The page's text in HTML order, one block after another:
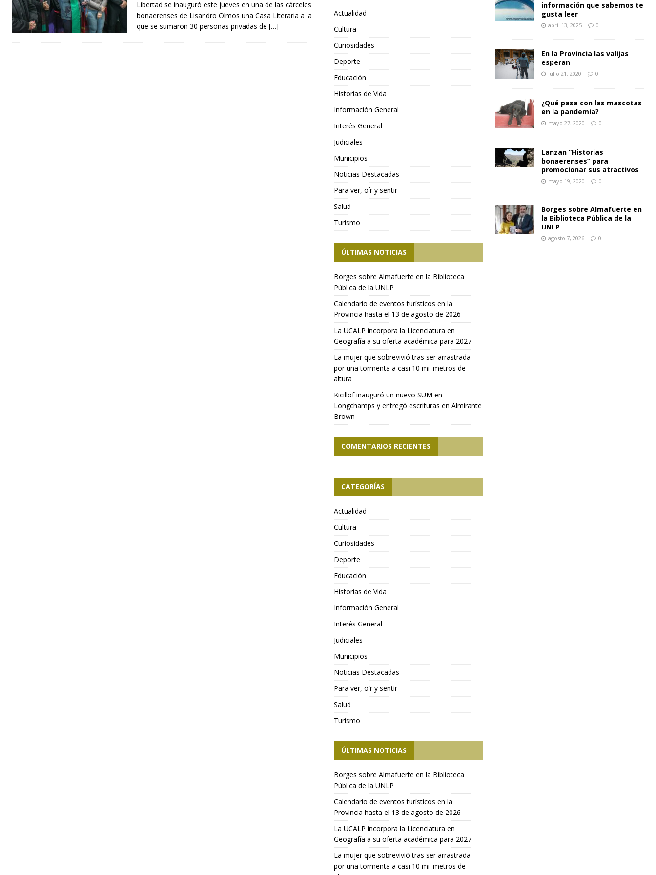
Libertad se inauguró este jueves en una de las cárceles
bonaerenses de Lisandro Olmos una Casa Literaria a la
que se sumaron 30 personas privadas de […]
Actualidad
Cultura
Curiosidades
Deporte
Educación
Historias de Vida
Información General
Interés General
Judiciales
Municipios
Noticias Destacadas
Para ver, oír y sentir
Salud
Turismo
ÚLTIMAS NOTICIAS
Borges sobre Almafuerte en la Biblioteca
Pública de la UNLP
Calendario de eventos turísticos en la
Provincia hasta el 13 de agosto de 2026
La UCALP incorpora la Licenciatura en
Geografía a su oferta académica para 2027
La mujer que sobrevivió tras ser arrastrada
por una tormenta a casi 10 mil metros de
altura
Kicillof inauguró un nuevo SUM en
Longchamps y entregó escrituras en Almirante
Brown
COMENTARIOS RECIENTES
CATEGORÍAS
Actualidad
Cultura
Curiosidades
Deporte
Educación
Historias de Vida
Información General
Interés General
Judiciales
Municipios
Noticias Destacadas
Para ver, oír y sentir
Salud
Turismo
ÚLTIMAS NOTICIAS
Borges sobre Almafuerte en la Biblioteca
Pública de la UNLP
Calendario de eventos turísticos en la
Provincia hasta el 13 de agosto de 2026
La UCALP incorpora la Licenciatura en
Geografía a su oferta académica para 2027
La mujer que sobrevivió tras ser arrastrada
por una tormenta a casi 10 mil metros de
información que sabemos te
gusta leer
abril 13, 2025 0
En la Provincia las valijas
esperan
julio 21, 2020 0
¿Qué pasa con las mascotas
en la pandemia?
mayo 27, 2020 0
Lanzan “Historias
bonaerenses” para
promocionar sus atractivos
mayo 19, 2020 0
Borges sobre Almafuerte en
la Biblioteca Pública de la
UNLP
agosto 7, 2026 0